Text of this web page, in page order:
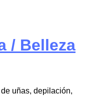
/ Belleza
uñas, depilación,